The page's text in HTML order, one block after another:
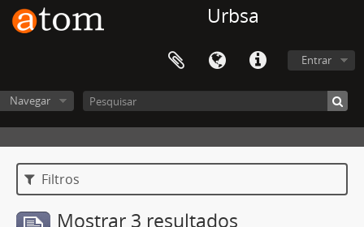
Urbsa
Entrar
Navegar
Filtros
Mostrar 3 resultados